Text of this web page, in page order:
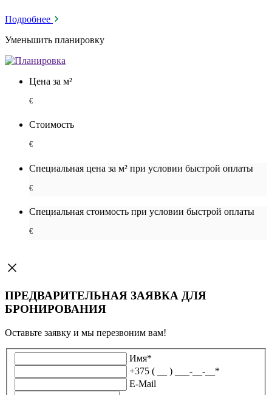
Подробнее
Уменьшить планировку
Цена за м²
€
Стоимость
€
Специальная цена за м² при условии быстрой оплаты
€
Специальная cтоимость при условии быстрой оплаты
€
ПРЕДВАРИТЕЛЬНАЯ ЗАЯВКА ДЛЯ
БРОНИРОВАНИЯ
Оставьте заявку и мы перезвоним вам!
Имя*
+375 ( __ ) ___-__-__ *
E-Mail